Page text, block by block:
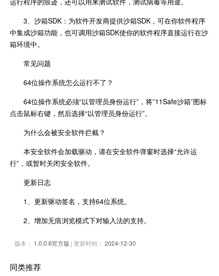
3、沙箱SDK：为软件开发商提供沙箱SDK，可在你软件程序
中集成沙箱功能，也可调用沙箱SDK使你的软件程序直接运行在沙
箱环境中。
常见问题
64位操作系统怎么运行不了？
64位操作系统必须“以管理员身份运行”，将”11Safe沙箱”图标
点击鼠标右键，然后选择“以管理员身份运行”。
为什么会被安全软件拦截？
本安全软件会加载驱动，请在安全软件弹窗时选择“允许运
行”，或暂时关闭安全软件。
更新日志
1、更新驱动签名，支持64位系统。
2、增加无痕浏览模式下对输入法的支持。
版本： 1.0.0.6官方版 | 更新时间： 2024-12-30
同类推荐